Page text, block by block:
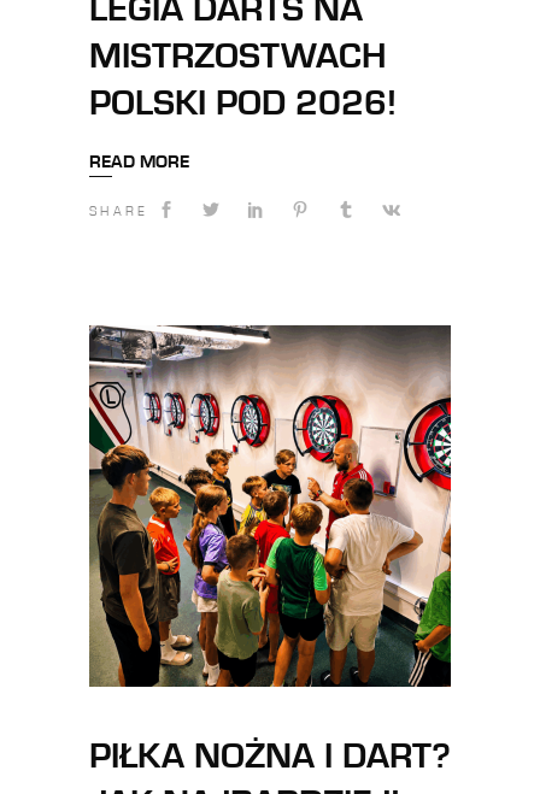
LEGIA DARTS NA
MISTRZOSTWACH
POLSKI POD 2026!
READ MORE
SHARE
PIŁKA NOŻNA I DART?